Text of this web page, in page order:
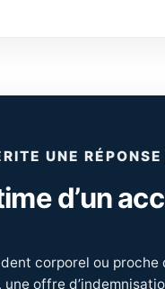
UNE
d’un
corporel ou proche
offre